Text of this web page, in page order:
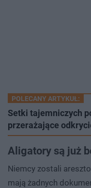
POLECANY ARTYKUŁ:
Setki tajemniczych
przerażające
Aligatory są już
Niemcy zostali
mają żadnych